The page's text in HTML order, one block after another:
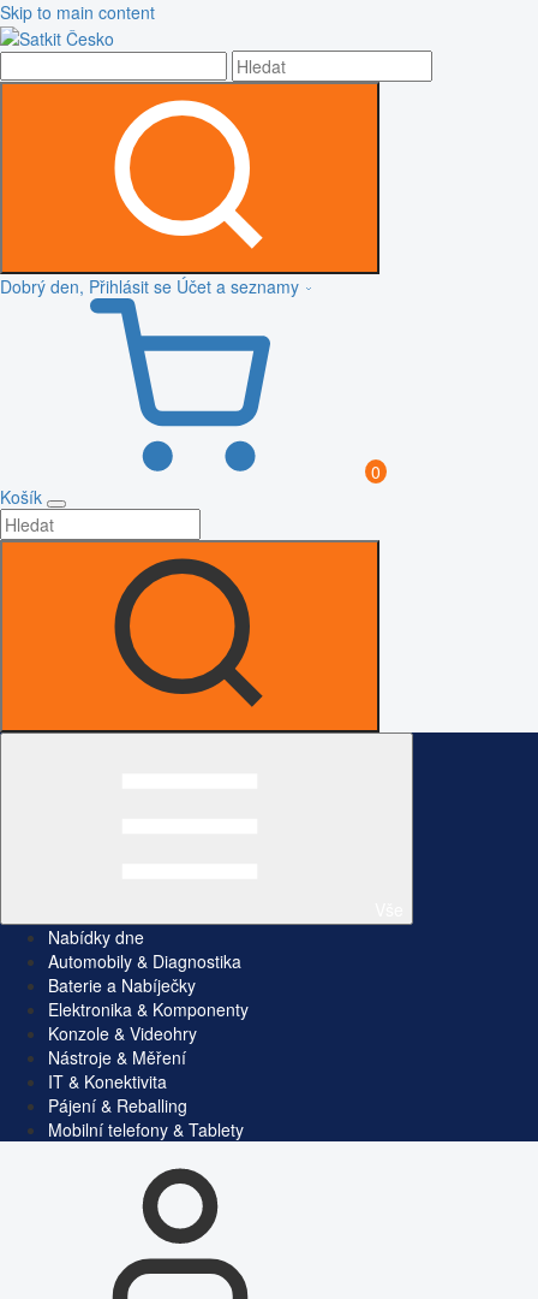
Skip to main content
Dobrý den, Přihlásit se Účet a seznamy
0
Košík
Nabídky dne
Automobily & Diagnostika
Baterie a Nabíječky
Elektronika & Komponenty
Konzole & Videohry
Nástroje & Měření
IT & Konektivita
Pájení & Reballing
Mobilní telefony & Tablety